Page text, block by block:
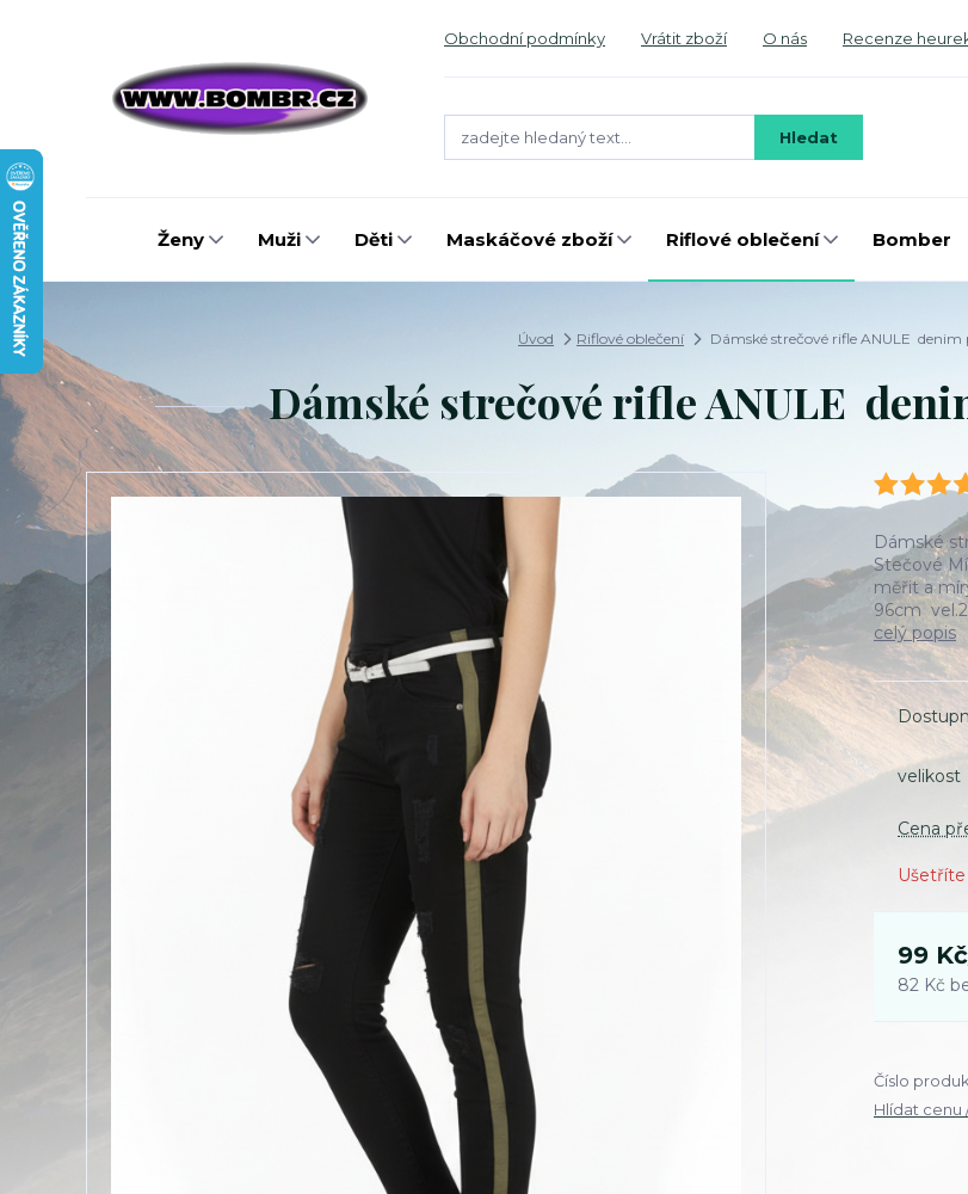
Obchodní podmínky Vrátit zboží O nás Recenze
Hledat
Ženy Muži Děti Maskáčové zboží Riflové oblečení Bomber
Úvod Riflové oblečení Dámské strečové rifle ANULE denim
Dámské strečové rifle ANULE
Dámské
Stečové
měřit a
96cm
celý popis
velikost
Cena
Ušetříte
99 Kč
82 Kč
Číslo
Hlídat cenu